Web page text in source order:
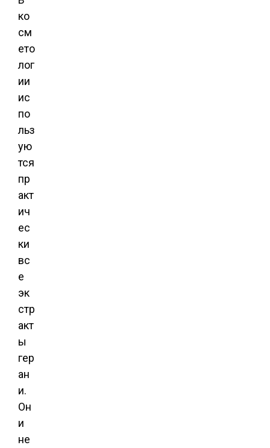
ко
см
ето
лог
ии
ис
по
льз
ую
тся
пр
акт
ич
ес
ки
вс
е
эк
стр
акт
ы
гер
ан
и.
Он
и
не